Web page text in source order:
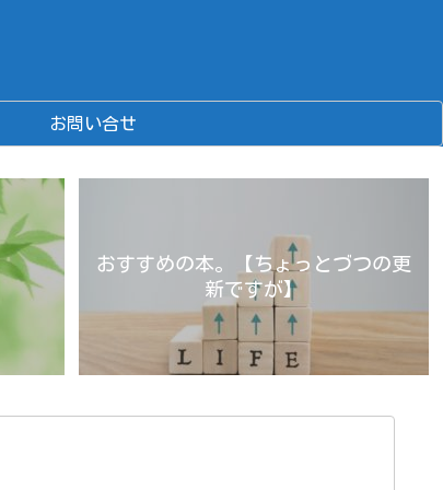
お問い合せ
おすすめの本。【ちょっとづつの更
新ですが】